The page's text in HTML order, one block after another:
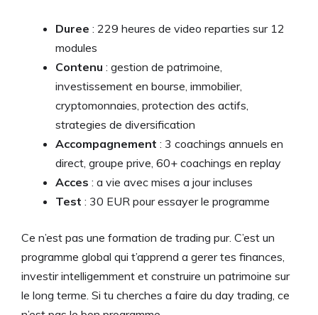
Duree : 229 heures de video reparties sur 12
modules
Contenu : gestion de patrimoine,
investissement en bourse, immobilier,
cryptomonnaies, protection des actifs,
strategies de diversification
Accompagnement : 3 coachings annuels en
direct, groupe prive, 60+ coachings en replay
Acces : a vie avec mises a jour incluses
Test : 30 EUR pour essayer le programme
Ce n’est pas une formation de trading pur. C’est un
programme global qui t’apprend a gerer tes finances,
investir intelligemment et construire un patrimoine sur
le long terme. Si tu cherches a faire du day trading, ce